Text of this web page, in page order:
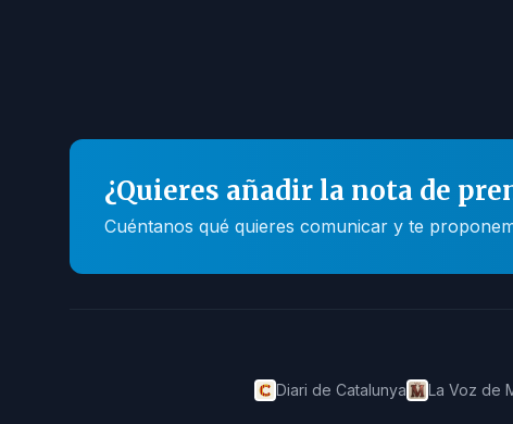
¿Quieres añadir la nota de
Cuéntanos qué quieres comunicar y te
Diari de Catalunya La Voz de